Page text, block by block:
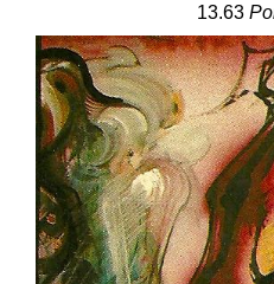
13.63